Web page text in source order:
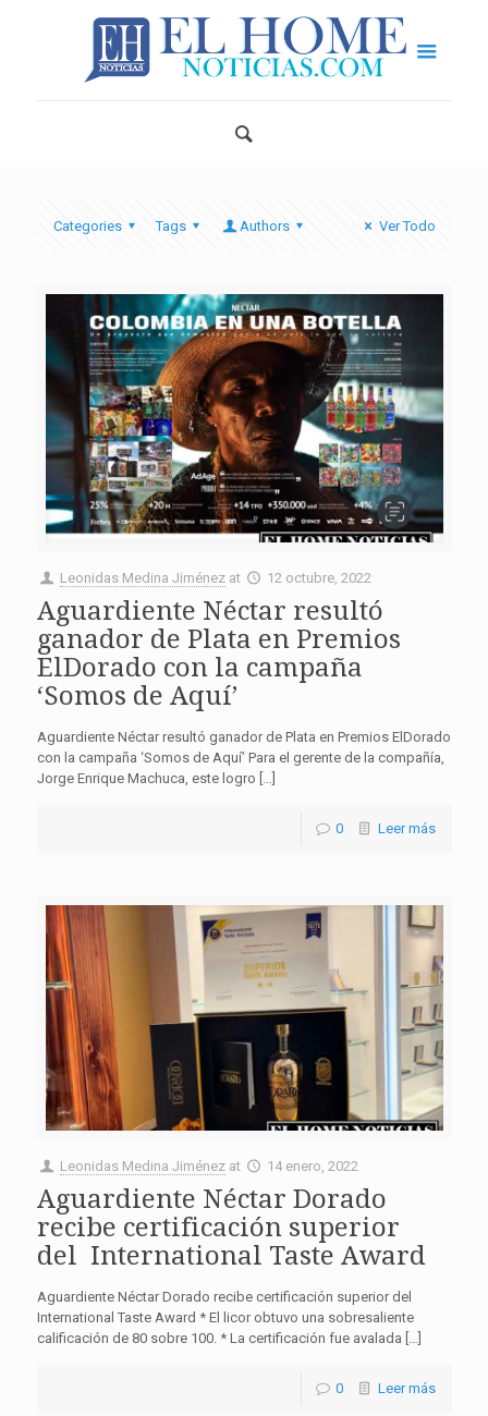
Categories Tags Authors Ver Todo
Leonidas Medina Jiménez at 12 octubre, 2022
Aguardiente Néctar resultó
ganador de Plata en Premios
ElDorado con la campaña
‘Somos de Aquí’
Aguardiente Néctar resultó ganador de Plata en Premios ElDorado
con la campaña ‘Somos de Aquí’ Para el gerente de la compañía,
Jorge Enrique Machuca, este logro […]
0 Leer más
Leonidas Medina Jiménez at 14 enero, 2022
Aguardiente Néctar Dorado
recibe certificación superior
del International Taste Award
Aguardiente Néctar Dorado recibe certificación superior del
International Taste Award * El licor obtuvo una sobresaliente
calificación de 80 sobre 100. * La certificación fue avalada […]
0 Leer más